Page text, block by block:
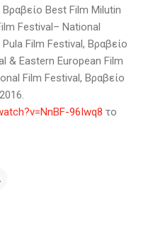
Best Film Μilutin
Festival– National
Film Festival, Βραβείο
& Eastern European Film
Film Festival, Βραβείο
96Iwq8 το